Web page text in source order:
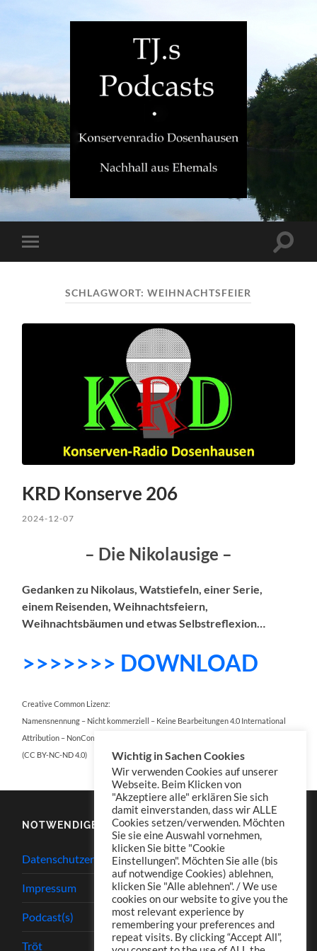
TJ.s
Mobile-
Menü
SCHLAGWORT:WEIHNACHTSFEIER
KRD Konserve 206
2024-12-07
– Die Nikolausige –
Gedanken zu Nikolaus, Watstiefeln, einer Serie,
einem Reisenden, Weihnachtsfeiern,
Weihnachtsbäumen und etwas Selbstreflexion…
>>>>>>> DOWNLOAD
Creative Common Lizenz:
Namensnennung – Nicht kommerziell – Keine Bearbeitungen 4.0 International
Attribution – NonCommercial – NoDerivatives 4.0 International
(CC BY-NC-ND 4.0)
NOTWENDIGES
Datenschutzerklärung
Impressum
Podcast(s)
Tröt
Wichtig in Sachen Cookies
Wir verwenden Cookies auf unserer
Webseite. Beim Klicken von
"Akzeptiere alle" erklären Sie sich
damit einverstanden, dass wir ALLE
Cookies setzen/verwenden. Möchten
Sie sie eine Auswahl vornehmen,
klicken Sie bitte "Cookie
Einstellungen". Möchten Sie alle (bis
auf notwendige Cookies) ablehnen,
klicken Sie "Alle ablehnen". / We use
cookies on our website to give you the
most relevant experience by
remembering your preferences and
repeat visits. By clicking “Accept All”,